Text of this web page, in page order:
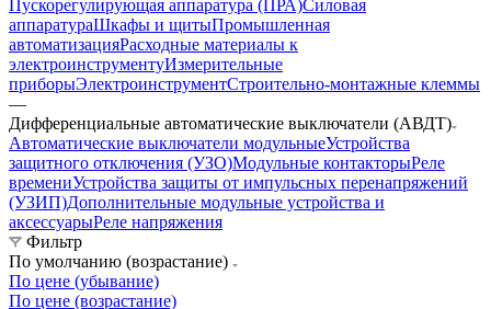
Пускорегулирующая аппаратура (ПРА)Силовая
аппаратураШкафы и щитыПромышленная
автоматизацияРасходные материалы к
электроинструментуИзмерительные
приборыЭлектроинструментСтроительно-монтажные клеммы
—
Дифференциальные автоматические выключатели (АВДТ)
Автоматические выключатели модульныеУстройства
защитного отключения (УЗО)Модульные контакторыРеле
времениУстройства защиты от импульсных перенапряжений
(УЗИП)Дополнительные модульные устройства и
аксессуарыРеле напряжения
Фильтр
По умолчанию (возрастание)
По цене (убывание)
По цене (возрастание)